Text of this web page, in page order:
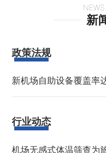
新
政策法规
新机场自助设备覆盖率达80% 配400余台自
行业动态
机场无感式体温筛查为旅客安